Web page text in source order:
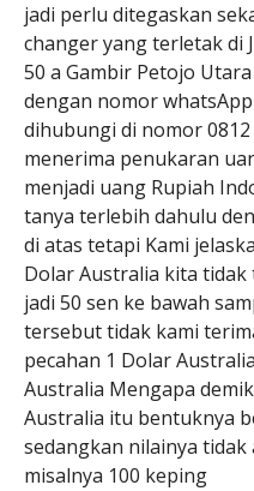
jadi perlu ditegaskan
changer yang terletak di
50 a Gambir Petojo
dengan nomor
dihubungi di nomor 0812
menerima penukaran
menjadi uang Rupiah
tanya terlebih dahulu
di atas tetapi Kami
Dolar Australia kita tidak
jadi 50 sen ke bawah
tersebut tidak kami
pecahan 1 Dolar
Australia Mengapa
Australia itu bentuknya
sedangkan nilainya tidak
misalnya 100 keping